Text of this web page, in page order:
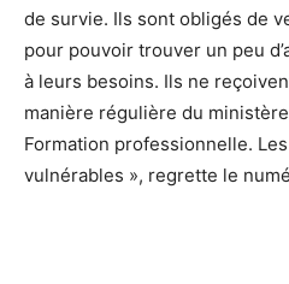
de survie. Ils sont obligés de
pour pouvoir trouver un peu
à leurs besoins. Ils ne
manière régulière du
Formation professionnelle.
vulnérables », regrette le